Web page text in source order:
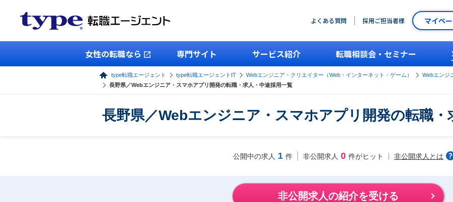
よくある質問 採用ご担当者様 マイペ
女性の転職なら 専門サイト サービス紹介 転職相談会・セミナー
type転職エージェント type転職エージェントIT Webエンジニア・クリエイター（Web・インターネット・ゲーム） Webエンジ
長野県／Webエンジニア・スマホアプリ開発の転職・求人・中途採用一覧
長野県／Webエンジニア・スマホアプリ開発の転職・
公開中の求人 1 件 非公開求人 0 件がヒット 非公開求人とは
非公開求人の紹介を受ける